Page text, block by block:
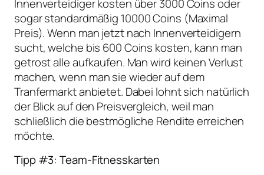
Innenverteidiger kosten über 3000 Coins oder
sogar standardmäßig 10000 Coins (Maximal
Preis). Wenn man jetzt nach Innenverteidigern
sucht, welche bis 600 Coins kosten, kann man
getrost alle aufkaufen. Man wird keinen Verlust
machen, wenn man sie wieder auf dem
Tranfermarkt anbietet. Dabei lohnt sich natürlich
der Blick auf den Preisvergleich, weil man
schließlich die bestmögliche Rendite erreichen
möchte.
Tipp #3: Team-Fitnesskarten